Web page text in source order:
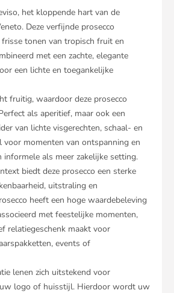
het kloppende hart van de
Deze verfijnde prosecco
tonen van tropisch fruit en
met een zachte, elegante
een lichte en toegankelijke
fruitig, waardoor deze prosecco
als aperitief, maar ook een
van lichte visgerechten, schaal- en
voor momenten van ontspanning en
informele als meer zakelijke setting.
biedt deze prosecco een sterke
uitstraling en
heeft een hoge waardebeleving
met feestelijke momenten,
relatiegeschenk maakt voor
events of
lenen zich uitstekend voor
logo of huisstijl. Hierdoor wordt uw